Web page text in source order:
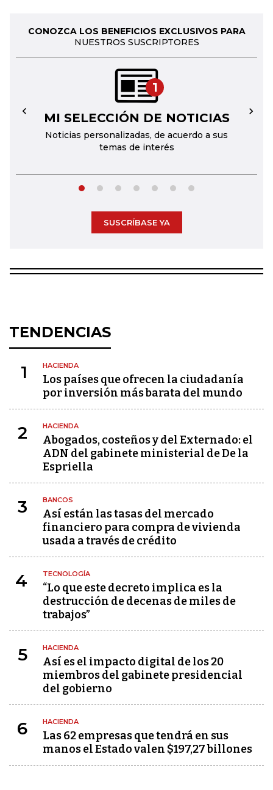
CONOZCA LOS BENEFICIOS EXCLUSIVOS PARA
NUESTROS SUSCRIPTORES
1
MI SELECCIÓN DE NOTICIAS
Noticias personalizadas, de acuerdo a sus
temas de interés
← →
SUSCRÍBASE YA
TENDENCIAS
1 HACIENDA
Los países que ofrecen la ciudadanía
por inversión más barata del mundo
2 HACIENDA
Abogados, costeños y del Externado: el
ADN del gabinete ministerial de De la
Espriella
3 BANCOS
Así están las tasas del mercado
financiero para compra de vivienda
usada a través de crédito
4 TECNOLOGÍA
“Lo que este decreto implica es la
destrucción de decenas de miles de
trabajos”
5 HACIENDA
Así es el impacto digital de los 20
miembros del gabinete presidencial
del gobierno
6 HACIENDA
Las 62 empresas que tendrá en sus
manos el Estado valen $197,27 billones